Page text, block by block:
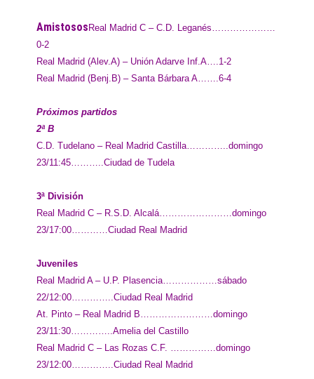
Amistosos Real Madrid C – C.D. Leganés…………………
0-2
Real Madrid (Alev.A) – Unión Adarve Inf.A….1-2
Real Madrid (Benj.B) – Santa Bárbara A…….6-4
Próximos partidos
2ª B
C.D. Tudelano – Real Madrid Castilla…………..domingo
23/11:45………..Ciudad de Tudela
3ª División
Real Madrid C – R.S.D. Alcalá……………………domingo
23/17:00…………Ciudad Real Madrid
Juveniles
Real Madrid A – U.P. Plasencia………………sábado
22/12:00…………..Ciudad Real Madrid
At. Pinto – Real Madrid B……………………domingo
23/11:30…………..Amelia del Castillo
Real Madrid C – Las Rozas C.F. ……………domingo
23/12:00…………..Ciudad Real Madrid